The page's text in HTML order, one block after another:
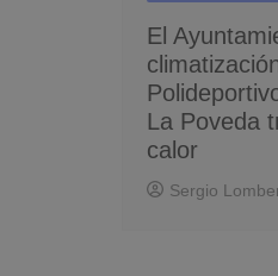
El
La Poveda
calor
Sergio